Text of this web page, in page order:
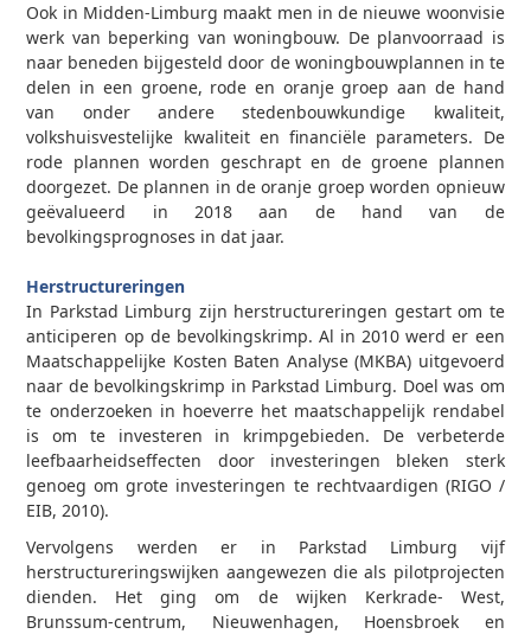
Ook in Midden-Limburg maakt men in de nieuwe woonvisie
werk van beperking van woningbouw. De planvoorraad is
naar beneden bijgesteld door de woningbouwplannen in te
delen in een groene, rode en oranje groep aan de hand
van onder andere stedenbouwkundige kwaliteit,
volkshuisvestelijke kwaliteit en financiële parameters. De
rode plannen worden geschrapt en de groene plannen
doorgezet. De plannen in de oranje groep worden opnieuw
geëvalueerd in 2018 aan de hand van de
bevolkingsprognoses in dat jaar.
Herstructureringen
In Parkstad Limburg zijn herstructureringen gestart om te
anticiperen op de bevolkingskrimp. Al in 2010 werd er een
Maatschappelijke Kosten Baten Analyse (MKBA) uitgevoerd
naar de bevolkingskrimp in Parkstad Limburg. Doel was om
te onderzoeken in hoeverre het maatschappelijk rendabel
is om te investeren in krimpgebieden. De verbeterde
leefbaarheidseffecten door investeringen bleken sterk
genoeg om grote investeringen te rechtvaardigen (RIGO /
EIB, 2010).
Vervolgens werden er in Parkstad Limburg vijf
herstructureringswijken aangewezen die als pilotprojecten
dienden. Het ging om de wijken Kerkrade- West,
Brunssum-centrum, Nieuwenhagen, Hoensbroek en